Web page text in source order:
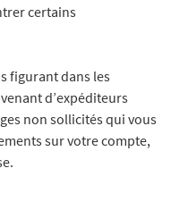
certains
figurant dans les
d’expéditeurs
non sollicités qui vous
sur votre compte,